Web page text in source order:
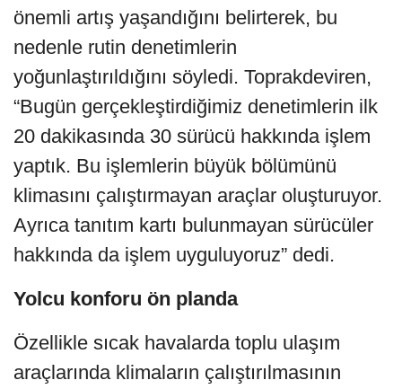
önemli artış yaşandığını belirterek, bu
nedenle rutin denetimlerin
yoğunlaştırıldığını söyledi. Toprakdeviren,
“Bugün gerçekleştirdiğimiz denetimlerin ilk
20 dakikasında 30 sürücü hakkında işlem
yaptık. Bu işlemlerin büyük bölümünü
klimasını çalıştırmayan araçlar oluşturuyor.
Ayrıca tanıtım kartı bulunmayan sürücüler
hakkında da işlem uyguluyoruz” dedi.
Yolcu konforu ön planda
Özellikle sıcak havalarda toplu ulaşım
araçlarında klimaların çalıştırılmasının